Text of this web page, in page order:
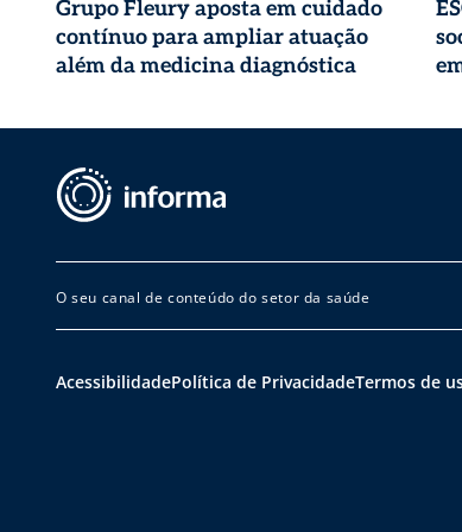
Grupo Fleury aposta em cuidado
contínuo para ampliar atuação
além da medicina diagnóstica
O seu canal de conteúdo do setor da saúde
AcessibilidadePolítica de PrivacidadeTermos de